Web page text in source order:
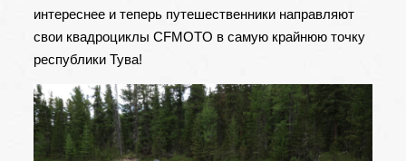
интереснее и теперь путешественники направляют
свои квадроциклы CFMOTO в самую крайнюю точку
республики Тува!